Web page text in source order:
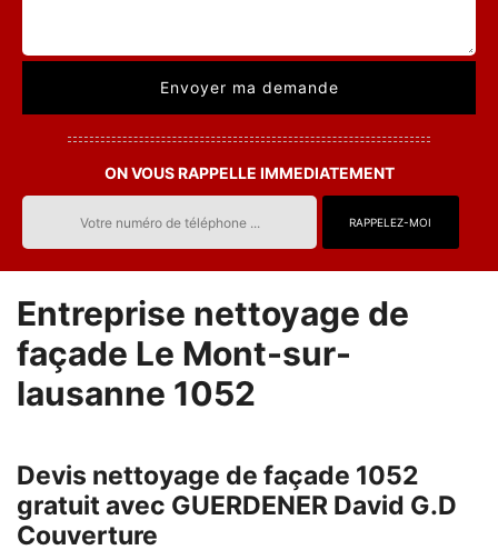
ON VOUS RAPPELLE IMMEDIATEMENT
Entreprise nettoyage de
façade Le Mont-sur-
lausanne 1052
Devis nettoyage de façade 1052
gratuit avec GUERDENER David G.D
Couverture